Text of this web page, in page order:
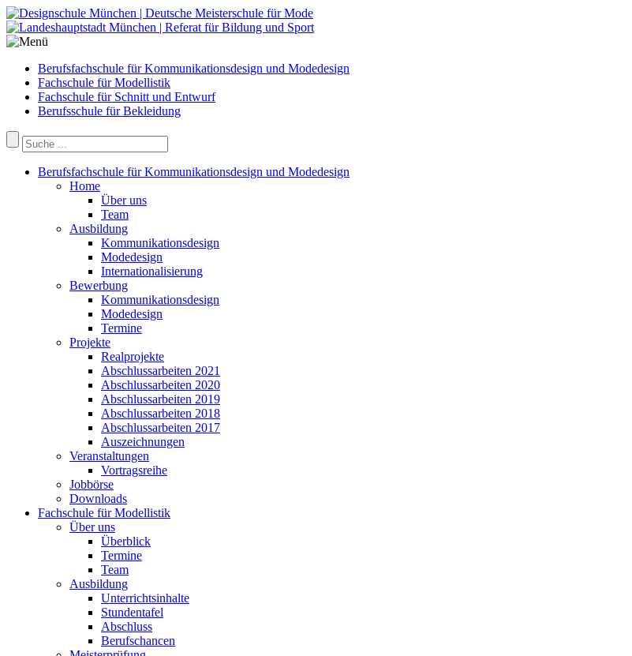
Berufsfachschule für Kommunikationsdesign und Modedesign
Fachschule für Modellistik
Fachschule für Schnitt und Entwurf
Berufsschule für Bekleidung
Berufsfachschule für Kommunikationsdesign und Modedesign
Home
Über uns
Team
Ausbildung
Kommunikationsdesign
Modedesign
Internationalisierung
Bewerbung
Kommunikationsdesign
Modedesign
Termine
Projekte
Realprojekte
Abschlussarbeiten 2021
Abschlussarbeiten 2020
Abschlussarbeiten 2019
Abschlussarbeiten 2018
Abschlussarbeiten 2017
Auszeichnungen
Veranstaltungen
Vortragsreihe
Jobbörse
Downloads
Fachschule für Modellistik
Über uns
Überblick
Termine
Team
Ausbildung
Unterrichtsinhalte
Stundentafel
Abschluss
Berufschancen